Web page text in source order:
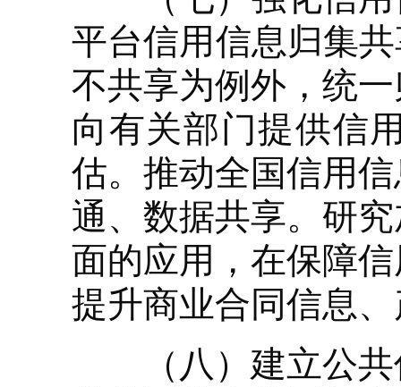
平台信用信息归集
不共享为例外，统
向有关部门提供信
估。推动全国信用
通、数据共享。研
面的应用，在保障
提升商业合同信息
（八）建立公共